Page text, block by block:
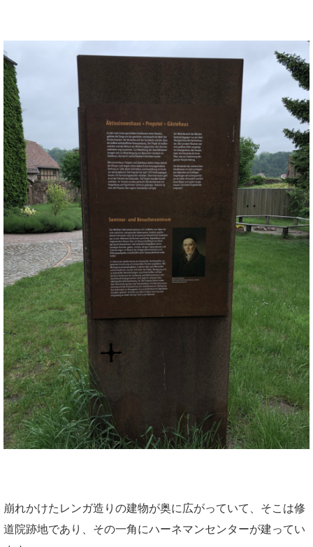
崩れかけたレンガ造りの建物が奥に広がっていて、そこは修
道院跡地であり、その一角にハーネマンセンターが建ってい